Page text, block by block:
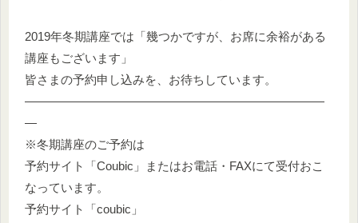
2019年冬期講座では「幾つかですが、お席に余裕がある
講座もございます」
皆さまの予約申し込みを、お待ちしています。
―――――――――――――――――――――――――
―
※冬期講座のご予約は
予約サイト「Coubic」またはお電話・FAXにて受付おこ
なっています。
予約サイト「coubic」